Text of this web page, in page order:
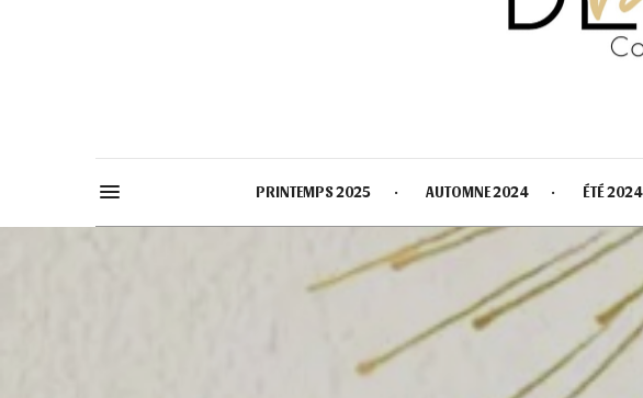
PRINTEMPS 2025 AUTOMNE 2024 ÉTÉ 2024